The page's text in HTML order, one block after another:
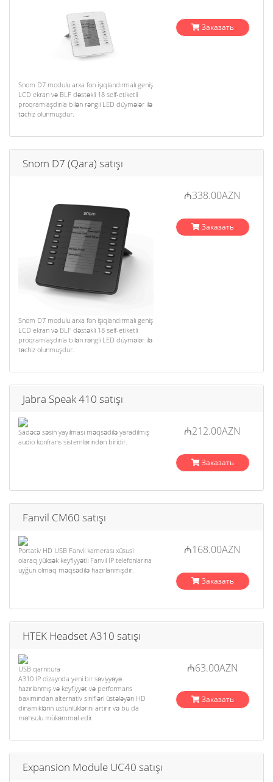
Snom D7 modulu arxa fon işıqlandırmalı geniş
LCD ekran və BLF dəstəkli 18 self-etiketli
proqramlaşdırıla bilən rəngli LED düymələr ilə
təchiz olunmuşdur.
Заказать
Snom D7 (Qara) satışı
Snom D7 modulu arxa fon işıqlandırmalı geniş
LCD ekran və BLF dəstəkli 18 self-etiketli
proqramlaşdırıla bilən rəngli LED düymələr ilə
təchiz olunmuşdur.
₼338.00AZN
Заказать
Jabra Speak 410 satışı
Sadəcə səsin yayılması məqsədilə yaradılmış
audio konfrans sistemlərindən biridir.
₼212.00AZN
Заказать
Fanvil CM60 satışı
Portativ HD USB Fanvil kamerası xüsusi
olaraq yüksək keyfiyyətli Fanvil İP telefonlarına
uyğun olmaq məqsədilə hazırlanmışdır.
₼168.00AZN
Заказать
HTEK Headset A310 satışı
USB qarnitura
A310 IP dizaynda yeni bir səviyyəyə
hazırlanmış və keyfiyyət və performans
baxımından alternativ sinifləri üstələyən HD
dinamiklərin üstünlüklərini artırır və bu da
məhsulu mükəmməl edir.
₼63.00AZN
Заказать
Expansion Module UC40 satışı